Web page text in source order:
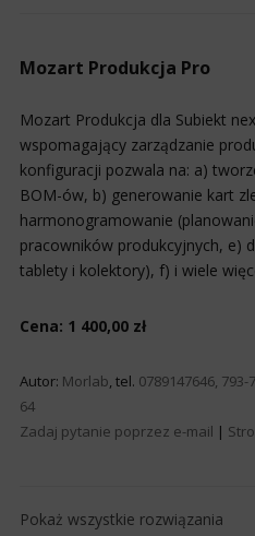
Mozart Produkcja Pro
Mozart Produkcja dla Subiekt
wspomagający zarządzanie
konfiguracji pozwala na: a)
BOM-ów, b) generowanie kart
harmonogramowanie
pracowników produkcyjnych, e)
tablety i kolektory), f) i wiele
Cena: 1 400,00 zł
Autor: Morlab, tel. 0789147646, 793-
64
Zadaj pytanie poprzez e-mail |
Pokaż wszystkie rozwiązania